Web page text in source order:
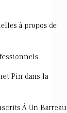
à propos de
Pin dans la
À Un Barreau